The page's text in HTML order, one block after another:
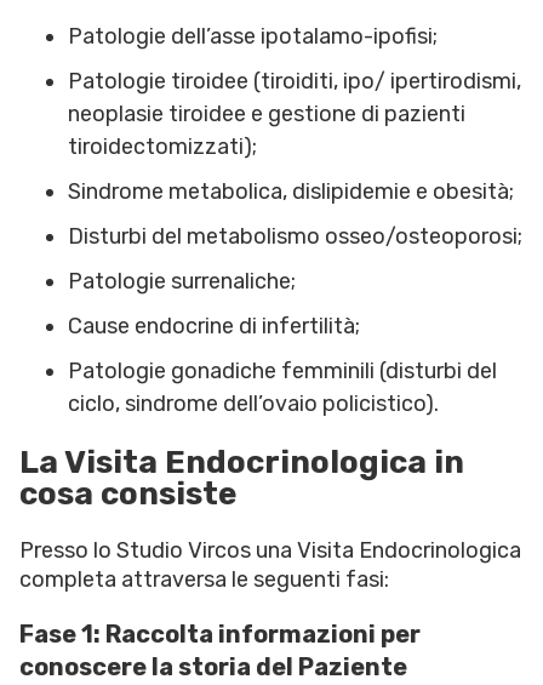
Patologie dell’asse ipotalamo-ipofisi;
Patologie tiroidee (tiroiditi, ipo/ ipertirodismi,
neoplasie tiroidee e gestione di pazienti
tiroidectomizzati);
Sindrome metabolica, dislipidemie e obesità;
Disturbi del metabolismo osseo/osteoporosi;
Patologie surrenaliche;
Cause endocrine di infertilità;
Patologie gonadiche femminili (disturbi del
ciclo, sindrome dell’ovaio policistico).
La Visita Endocrinologica in
cosa consiste
Presso lo Studio Vircos una Visita Endocrinologica
completa attraversa le seguenti fasi:
Fase 1: Raccolta informazioni per
conoscere la storia del Paziente